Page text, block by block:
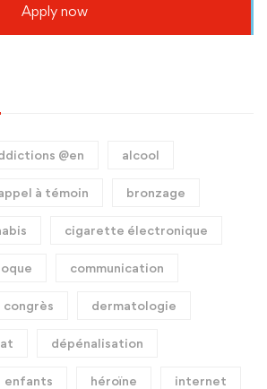
Apply now
@en alcool
à témoin bronzage
cigarette électronique
communication
congrès dermatologie
dépénalisation
enfants héroïne internet